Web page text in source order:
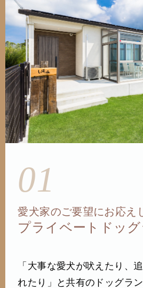
01
愛犬家のご要望にお応え
プライベートドッグ
「大事な愛犬が吠えたり、
れたり」と共有のドッグラ